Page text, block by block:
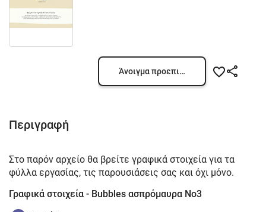
Άνοιγμα προεπισκόπησης
Περιγραφή
Στο παρόν αρχείο θα βρείτε γραφικά στοιχεία για τα
φύλλα εργασίας, τις παρουσιάσεις σας και όχι μόνο.
Γραφικά στοιχεία - Bubbles ασπρόμαυρα Νο3